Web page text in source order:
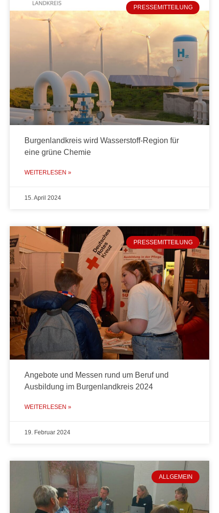
PRESSEMITTEILUNG
Burgenlandkreis wird Wasserstoff-Region für
eine grüne Chemie
WEITERLESEN »
15. April 2024
PRESSEMITTEILUNG
Angebote und Messen rund um Beruf und
Ausbildung im Burgenlandkreis 2024
WEITERLESEN »
19. Februar 2024
ALLGEMEIN